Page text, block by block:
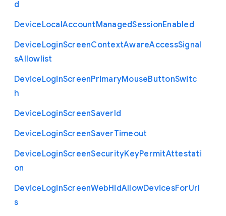
d
DeviceLocalAccountManagedSessionEnabled
DeviceLoginScreenContextAwareAccessSignal
sAllowlist
DeviceLoginScreenPrimaryMouseButtonSwitc
h
DeviceLoginScreenSaverId
DeviceLoginScreenSaverTimeout
DeviceLoginScreenSecurityKeyPermitAttestati
on
DeviceLoginScreenWebHidAllowDevicesForUrl
s